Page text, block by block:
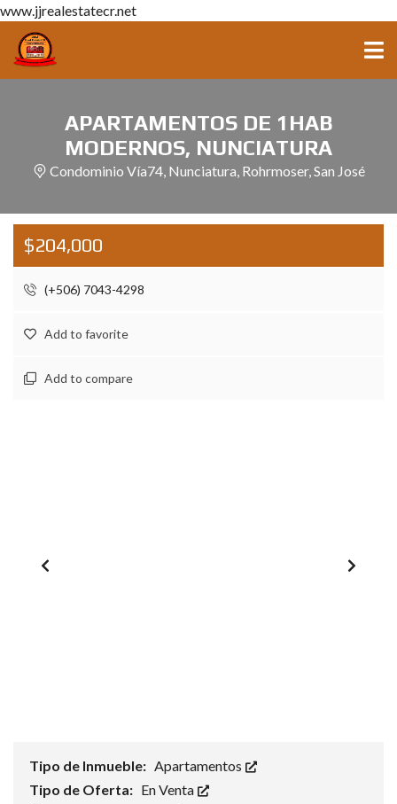
www.jjrealestatecr.net
APARTAMENTOS DE 1HAB
MODERNOS, NUNCIATURA
Condominio Vía74, Nunciatura, Rohrmoser, San José
$204,000
(+506) 7043-4298
Add to favorite
Add to compare
Tipo de Inmueble: Apartamentos
Tipo de Oferta: En Venta